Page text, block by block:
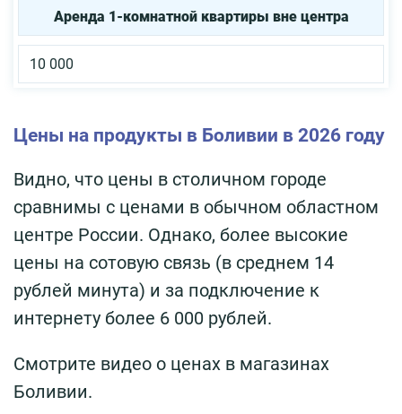
Аренда 1-комнатной квартиры вне центра
10 000
Цены на продукты в Боливии в 2026 году
Видно, что цены в столичном городе
сравнимы с ценами в обычном областном
центре России. Однако, более высокие
цены на сотовую связь (в среднем 14
рублей минута) и за подключение к
интернету более 6 000 рублей.
Смотрите видео о ценах в магазинах
Боливии.